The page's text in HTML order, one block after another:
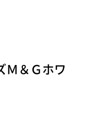
＆Ｇホワ